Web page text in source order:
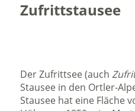
Zufrittstausee
Der Zufrittsee (auch
Stausee in den Ortler-
Stausee hat eine Fläche